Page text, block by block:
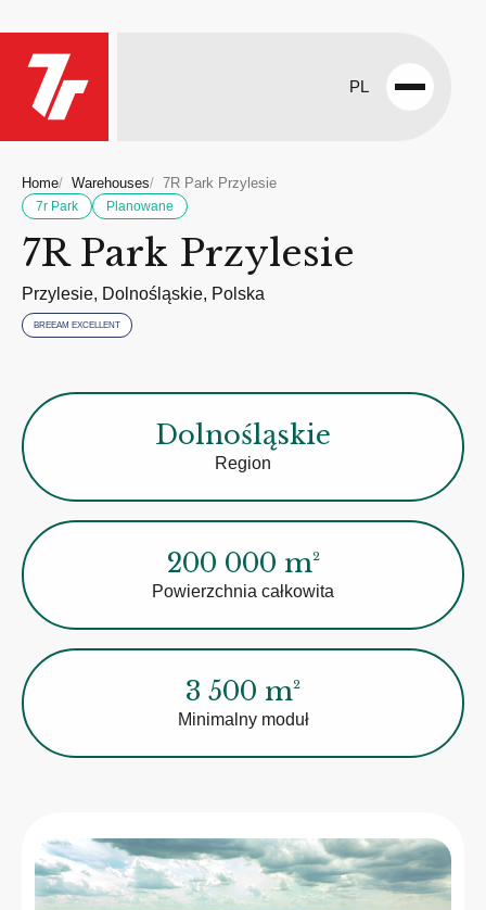
PL
Open
Home Warehouses 7R Park Przylesie
7r Park Planowane
7R Park Przylesie
Przylesie, Dolnośląskie, Polska
BREEAM EXCELLENT
Dolnośląskie
Region
200 000 m²
Powierzchnia całkowita
3 500 m²
Minimalny moduł